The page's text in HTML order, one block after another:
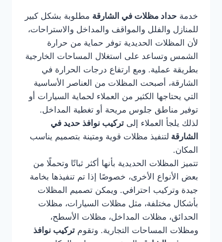
خدمة حداد مظلات في الشارقة مطلوبة بشكل كبير
للمنازل والفلل والمواقف والمداخل والاستراحات،
لأن المظلات الحديدية توفر حماية من حرارة
الشمس وتساعد على استغلال المساحات الخارجية
بطريقة عملية. ومع ارتفاع درجات الحرارة في
الشارقة، أصبحت المظلات من العناصر الأساسية
التي يحتاجها الكثير من العملاء لحماية السيارات أو
توفير مناطق جلوس مريحة أو تغطية المداخل.
لذلك يلجأ العملاء إلى تركيب نوافذ حديد في
الشارقة لتنفيذ مظلات قوية ومتينة بتصميم يناسب
المكان.
تتميز المظلات الحديدية بأنها أكثر ثباتًا وتحملًا من
بعض الأنواع الأخرى، خصوصًا إذا تم تنفيذها بخامة
جيدة وتركيب احترافي. ويمكن تصميم المظلات
بأشكال مختلفة، مثل مظلات السيارات، مظلات
الحدائق، مظلات المداخل، مظلات الأسطح،
ومظلات المساحات التجارية. وتقوم تركيب نوافذ